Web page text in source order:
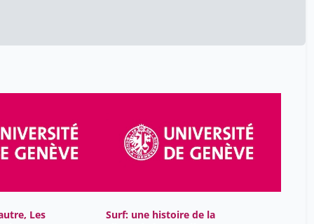
Fabiano Doralice 34
Farré Sébastien 34
Les
Surf: une histoire de la